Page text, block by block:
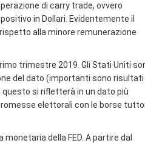
di carry trade, ovvero
in Dollari. Evidentemente il
alla minore remunerazione
trimestre 2019. Gli Stati Uniti
del dato (importanti sono risultati
si rifletterà in un dato più
elettorali con le borse
della FED. A partire dal